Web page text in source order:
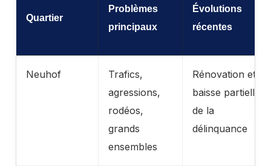
Quartier
Problèmes
principaux
Évolutions
récentes
Neuhof
Trafics,
agressions,
rodéos,
grands
ensembles
Rénovation et
baisse partielle
de la
délinquance